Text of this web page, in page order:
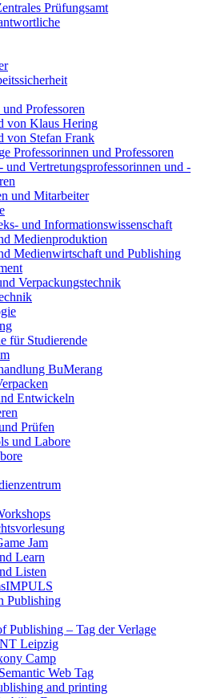
Prüfungsamt
Professoren
von Klaus Hering
von Stefan Frank
Professorinnen und Professoren
und Vertretungsprofessorinnen und -
und Mitarbeiter
und Informationswissenschaft
Medienproduktion
Medienwirtschaft und Publishing
Verpackungstechnik
für Studierende
BuMerang
Entwickeln
Prüfen
und Labore
Jam
Learn
Listen
Publishing
Publishing – Tag der Verlage
Leipzig
Camp
Web Tag
and printing